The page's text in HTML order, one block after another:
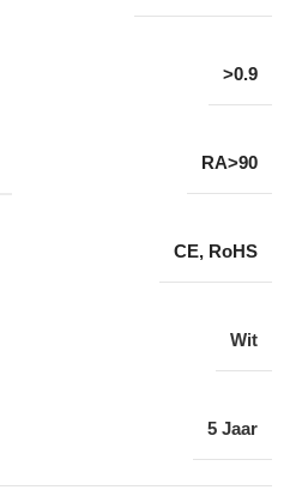
>0.9
RA>90
CE, RoHS
Wit
5 Jaar